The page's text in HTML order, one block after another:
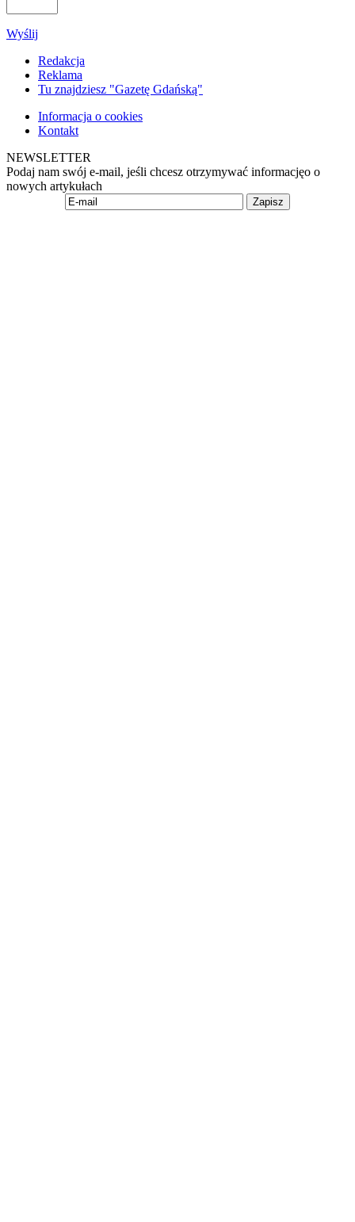
Wyślij
Redakcja
Reklama
Tu znajdziesz "Gazetę Gdańską"
Informacja o cookies
Kontakt
NEWSLETTER
Podaj nam swój e-mail, jeśli chcesz otrzymywać informacjęo o
nowych artykułach
Zapisz